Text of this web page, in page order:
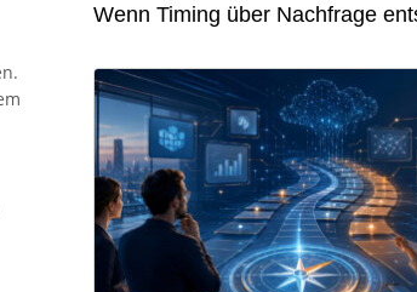
Wenn Timing über Nachfrage